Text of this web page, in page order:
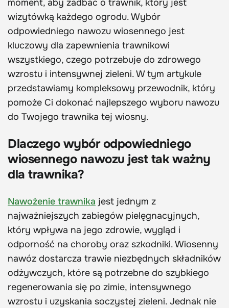
moment, aby zadbać o trawnik, który jest
wizytówką każdego ogrodu. Wybór
odpowiedniego nawozu wiosennego jest
kluczowy dla zapewnienia trawnikowi
wszystkiego, czego potrzebuje do zdrowego
wzrostu i intensywnej zieleni. W tym artykule
przedstawiamy kompleksowy przewodnik, który
pomoże Ci dokonać najlepszego wyboru nawozu
do Twojego trawnika tej wiosny.
Dlaczego wybór odpowiedniego
wiosennego nawozu jest tak ważny
dla trawnika?
Nawożenie trawnika jest jednym z
najważniejszych zabiegów pielęgnacyjnych,
który wpływa na jego zdrowie, wygląd i
odporność na choroby oraz szkodniki. Wiosenny
nawóz dostarcza trawie niezbędnych składników
odżywczych, które są potrzebne do szybkiego
regenerowania się po zimie, intensywnego
wzrostu i uzyskania soczystej zieleni. Jednak nie